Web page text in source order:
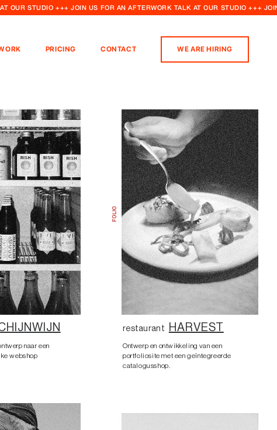
STUDIO +++ JOIN US FOR AN AFTERWORK TALK AT OUR STUDIO +++
PRICING CONTACT WE ARE HIRING
naar een
webshop
restaurant HARVEST
Ontwerp en ontwikkeling van een
portfoliosite met een geïntegreerde
catalogusshop.